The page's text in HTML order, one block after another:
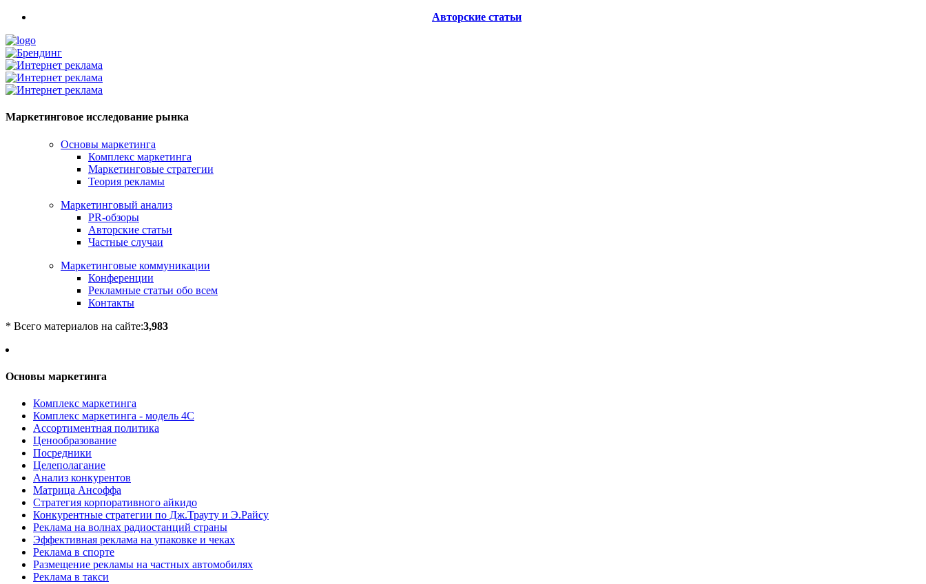
Авторские статьи
Маркетинговое исследование рынка
Основы маркетинга
Комплекс маркетинга
Маркетинговые стратегии
Теория рекламы
Маркетинговый анализ
PR-обзоры
Авторские статьи
Частные случаи
Маркетинговые коммуникации
Конференции
Рекламные статьи обо всем
Контакты
* Всего материалов на сайте:3,983
Основы маркетинга
Комплекс маркетинга
Комплекс маркетинга - модель 4С
Ассортиментная политика
Ценообразование
Посредники
Целеполагание
Анализ конкурентов
Матрица Ансоффа
Стратегия корпоративного айкидо
Конкурентные стратегии по Дж.Трауту и Э.Райсу
Реклама на волнах радиостанций страны
Эффективная реклама на упаковке и чеках
Реклама в спорте
Размещение рекламы на частных автомобилях
Реклама в такси